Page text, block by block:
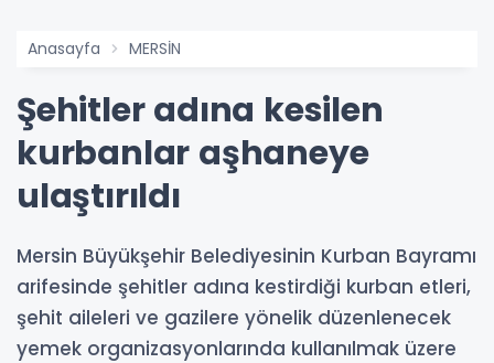
Anasayfa MERSİN
Şehitler adına kesilen
kurbanlar aşhaneye
ulaştırıldı
Mersin Büyükşehir Belediyesinin Kurban Bayramı
arifesinde şehitler adına kestirdiği kurban etleri,
şehit aileleri ve gazilere yönelik düzenlenecek
yemek organizasyonlarında kullanılmak üzere